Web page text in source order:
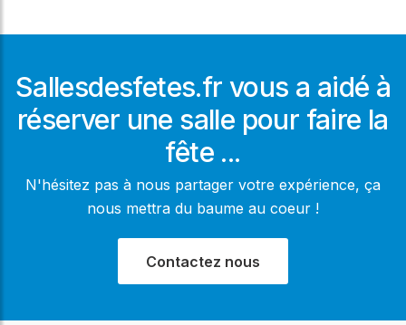
Sallesdesfetes.fr vous a aidé à
réserver une salle pour faire la
fête ...
N'hésitez pas à nous partager votre expérience, ça
nous mettra du baume au coeur !
Contactez nous